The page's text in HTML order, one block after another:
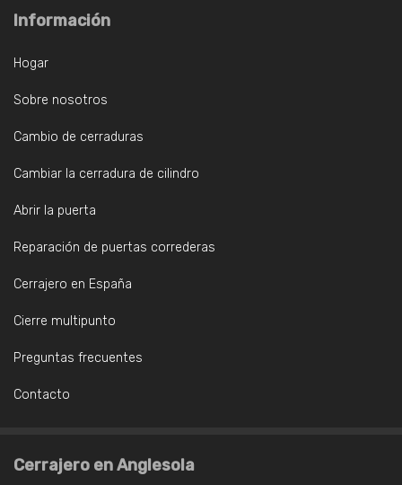
Información
Hogar
Sobre nosotros
Cambio de cerraduras
Cambiar la cerradura de cilindro
Abrir la puerta
Reparación de puertas correderas
Cerrajero en España
Cierre multipunto
Preguntas frecuentes
Contacto
Cerrajero en Anglesola